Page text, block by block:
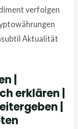
verfolgen
Aktualität
|
erklären |
|